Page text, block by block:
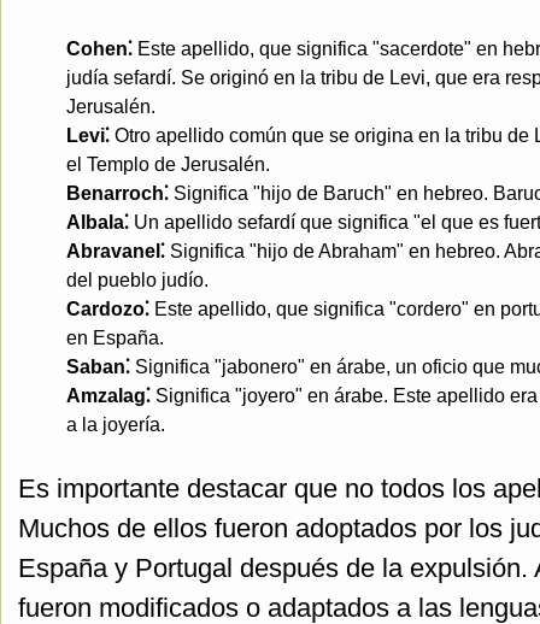
Cohen⁚ Este apellido, que significa "sacerdote" en
judía sefardí. Se originó en la tribu de Levi, que era
Jerusalén.
Levi⁚ Otro apellido común que se origina en la tribu
el Templo de Jerusalén.
Benarroch⁚ Significa "hijo de Baruch" en hebreo.
Albala⁚ Un apellido sefardí que significa "el que es
Abravanel⁚ Significa "hijo de Abraham" en hebreo.
del pueblo judío.
Cardozo⁚ Este apellido, que significa "cordero" en
en España.
Saban⁚ Significa "jabonero" en árabe, un oficio que
Amzalag⁚ Significa "joyero" en árabe. Este apellido
a la joyería.
Es importante destacar que no todos los
Muchos de ellos fueron adoptados por los
España y Portugal después de la
fueron modificados o adaptados a las